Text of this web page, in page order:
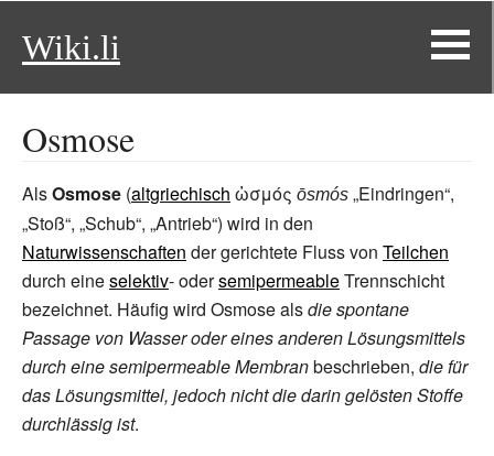
Wiki.li
Osmose
AlsOsmose (altgriechisch ὠσμός ōsmós „Eindringen“,
„Stoß“, „Schub“, „Antrieb“) wird in den
Naturwissenschaften der gerichtete Fluss von Teilchen
durch eineselektiv- odersemipermeableTrennschicht
bezeichnet. Häufig wird Osmose alsdie spontane
Passage von Wasser oder eines anderen Lösungsmittels
durch eine semipermeable Membranbeschrieben, die für
das Lösungsmittel, jedoch nicht die darin gelösten Stoffe
durchlässig ist.